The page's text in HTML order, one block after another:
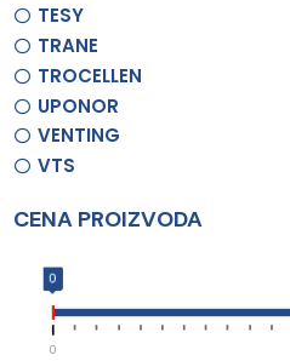
TESY
TRANE
TROCELLEN
UPONOR
VENTING
VTS
CENA PROIZVODA
0
0